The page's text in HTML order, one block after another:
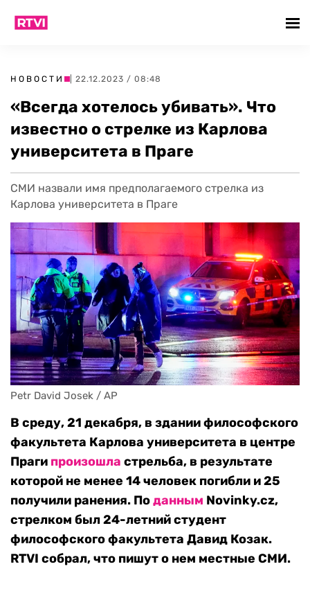
НОВОСТИ | 22.12.2023 / 08:48
«Всегда хотелось убивать». Что
известно о стрелке из Карлова
университета в Праге
СМИ назвали имя предполагаемого стрелка из
Карлова университета в Праге
Petr David Josek / AP
В среду, 21 декабря, в здании философского
факультета Карлова университета в центре
Праги произошла стрельба, в результате
которой не менее 14 человек погибли и 25
получили ранения. Поданным Novinky.cz,
стрелком был 24-летний студент
философского факультета Давид Козак.
RTVI собрал, что пишут о нем местные СМИ.